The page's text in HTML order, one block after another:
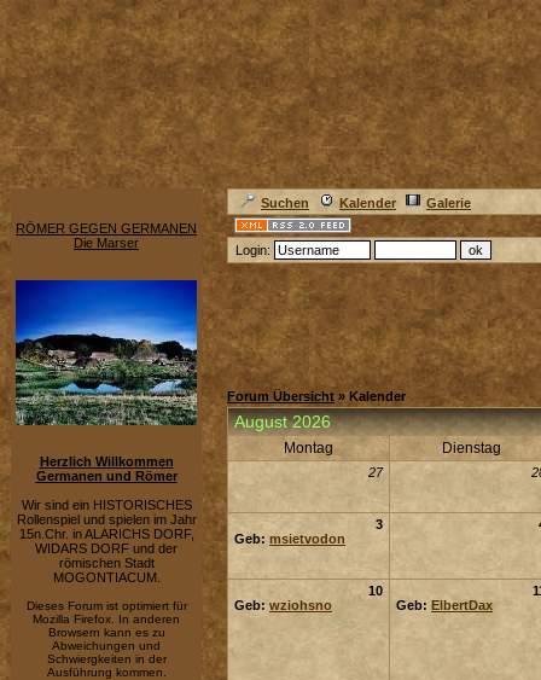
RÖMER GEGEN GERMANEN
Die Marser
Herzlich Willkommen
Germanen und Römer
Wir sind ein HISTORISCHES
Rollenspiel und spielen im Jahr
15n.Chr. in ALARICHS DORF,
WIDARS DORF und der
römischen Stadt
MOGONTIACUM.
Dieses Forum ist optimiert für
Mozilla Firefox. In anderen
Browsern kann es zu
Abweichungen und
Schwiergkeiten in der
Ausführung kommen.
Suchen Kalender Galerie
Login:
Forum Übersicht » Kalender
August 2026
Montag Dienstag
27
3
Geb: msietvodon
10
Geb: wziohsno
Geb: ElbertDax